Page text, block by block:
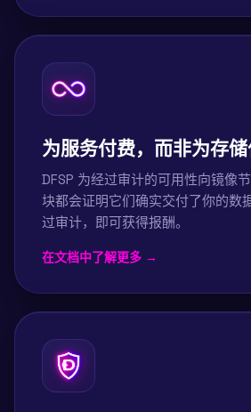
为服务付费，而非为存
DFSP 为经过审计的可用性向镜像
块都会证明它们确实交付了你的数
过审计，即可获得报酬。
在文档中了解更多 →